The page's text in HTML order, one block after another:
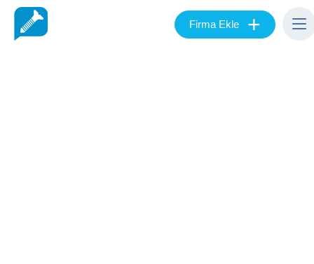
Firma Ekle +